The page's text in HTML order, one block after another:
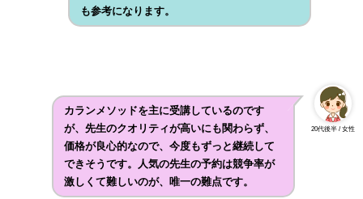
も参考になります。
20代後半 / 女性
カランメソッドを主に受講しているのです
が、先生のクオリティが高いにも関わらず、
価格が良心的なので、今度もずっと継続して
できそうです。人気の先生の予約は競争率が
激しくて難しいのが、唯一の難点です。